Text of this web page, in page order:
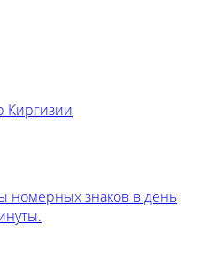
номерных знаков в день